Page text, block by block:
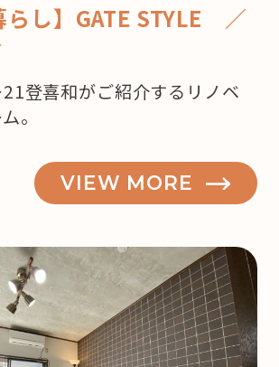
らし】GATE STYLE ／
登喜和がご紹介するリノベ
。
VIEW MORE